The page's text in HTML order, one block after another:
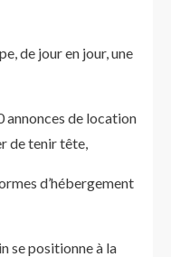
de jour en jour, une
annonces de location
de tenir tête,
d’hébergement
se positionne à la